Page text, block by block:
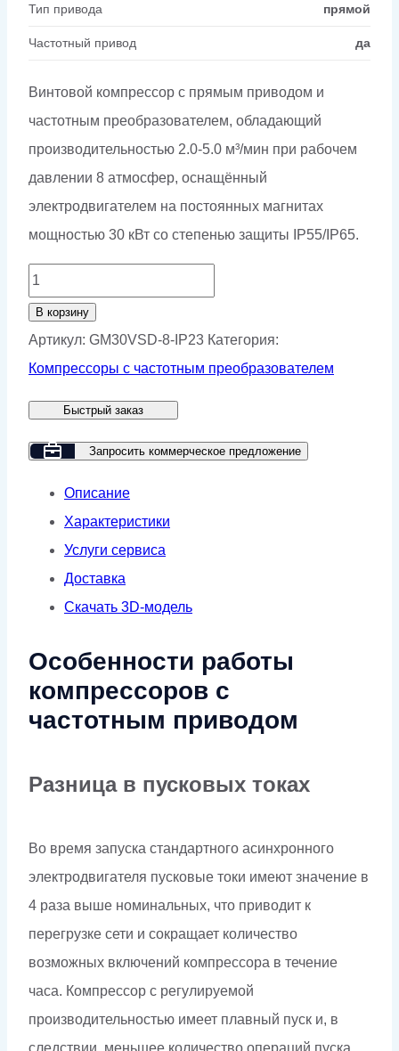
Тип привода прямой
Частотный привод да
Винтовой компрессор с прямым приводом и
частотным преобразователем, обладающий
производительностью 2.0-5.0 м³/мин при рабочем
давлении 8 атмосфер, оснащённый
электродвигателем на постоянных магнитах
мощностью 30 кВт со степенью защиты IP55/IP65.
Количество
товара
Винтовой
компрессор
GM
30-
(IP23)
В корзину
Артикул: GM30VSD-8-IP23 Категория:
Компрессоры с частотным преобразователем
Быстрый заказ
Запросить коммерческое предложение
Описание
Характеристики
Услуги сервиса
Доставка
Скачать 3D-модель
Особенности работы
компрессоров с
частотным приводом
Разница в пусковых токах
Во время запуска стандартного асинхронного
электродвигателя пусковые токи имеют значение в
4 раза выше номинальных, что приводит к
перегрузке сети и сокращает количество
возможных включений компрессора в течение
часа. Компрессор с регулируемой
производительностью имеет плавный пуск и, в
следствии, меньшее количество операций пуска.